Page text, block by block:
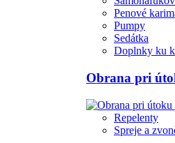
Penové
Pumpy
Sedátka
Doplnky ku
Obrana pri
Repelenty
Spreje a